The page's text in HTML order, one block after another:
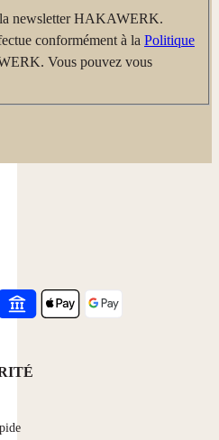
la newsletter HAKAWERK.
conformément à la Politique
Vous pouvez vous